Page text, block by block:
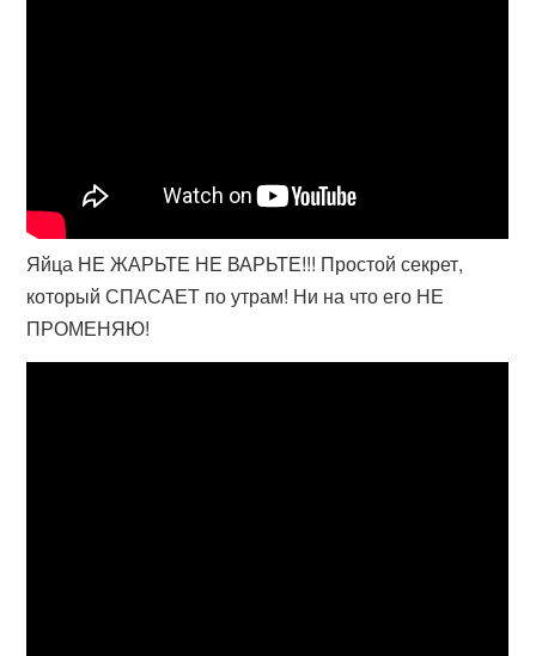
Яйца НЕ ЖАРЬТЕ НЕ ВАРЬТЕ!!! Простой секрет,
который СПАСАЕТ по утрам! Ни на что его НЕ
ПРОМЕНЯЮ!